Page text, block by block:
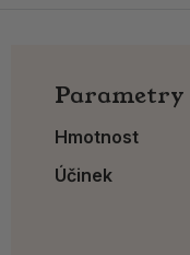
Parametry
Hmotnost
Účinek